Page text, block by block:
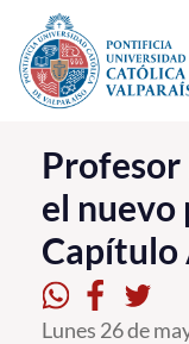
Click acá para ir
La Universidad
Investigación,
PUCV
Vinculación con
Profesor
el nuevo
Capítulo
Lunes 26 de